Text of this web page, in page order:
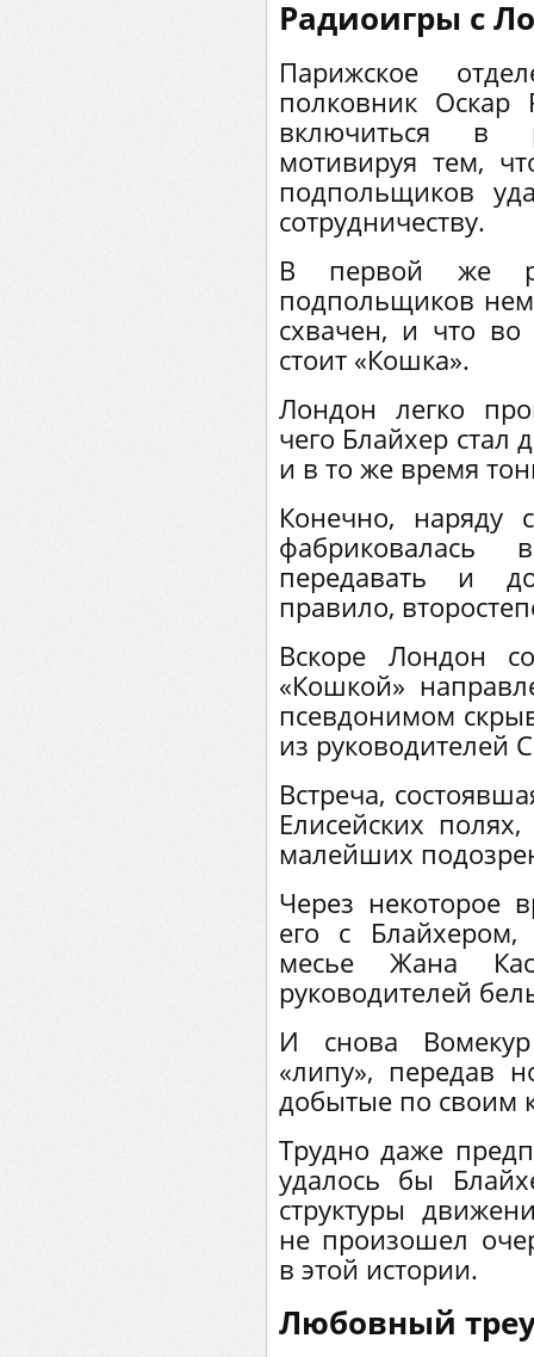
Радиоигры с
Парижское
полковник Оскар
включиться в
мотивируя тем,
подпольщиков
сотрудничеству.
В первой же
подпольщиков
схвачен, и что во
стоит «Кошка».
Лондон легко
чего Блайхер стал
и в то же время
Конечно, наряду
фабриковалась
передавать и
правило,
Вскоре Лондон
«Кошкой»
псевдонимом
из руководителей
Встреча,
Елисейских
малейших
Через некоторое
его с Блайхером,
месье Жана
руководителей
И снова
«липу», передав
добытые по своим
Трудно даже
удалось бы
структуры
не произошел
в этой истории.
Любовный